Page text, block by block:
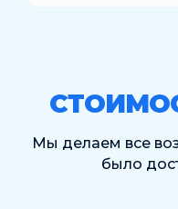
Мы делаем все
было